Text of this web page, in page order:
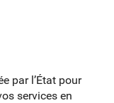
par l’État pour
services en